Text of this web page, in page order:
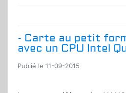
- Carte au petit
avec un CPU Intel
Publié le 11-09-2015